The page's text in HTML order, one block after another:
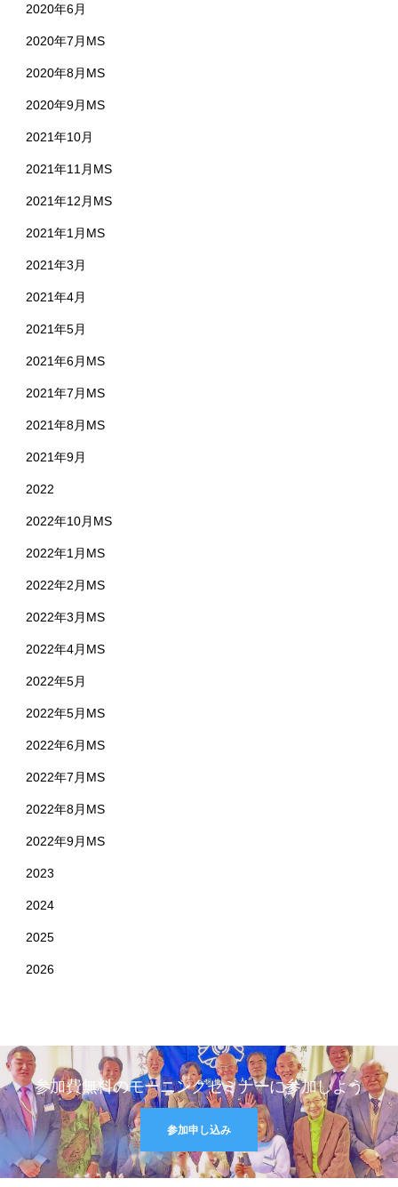
2020年6月
2020年7月MS
2020年8月MS
2020年9月MS
2021年10月
2021年11月MS
2021年12月MS
2021年1月MS
2021年3月
2021年4月
2021年5月
2021年6月MS
2021年7月MS
2021年8月MS
2021年9月
2022
2022年10月MS
2022年1月MS
2022年2月MS
2022年3月MS
2022年4月MS
2022年5月
2022年5月MS
2022年6月MS
2022年7月MS
2022年8月MS
2022年9月MS
2023
2024
2025
2026
参加費無料のモーニングセミナーに参加しよう
参加申し込み